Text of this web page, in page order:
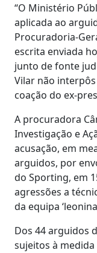
“O Ministério
aplicada ao
Procuradoria-
escrita enviada
junto de fonte
Vilar não
coação do ex-
A procuradora
Investigação e
acusação, em
arguidos, por
do Sporting, em
agressões a
da equipa
Dos 44 arguidos
sujeitos à